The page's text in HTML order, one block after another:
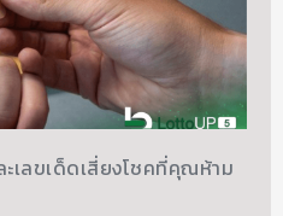
เลขเด็ดเสี่ยงโชคที่คุณห้าม